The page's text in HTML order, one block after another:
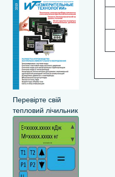
Перевірте свій
тепловий лічильник